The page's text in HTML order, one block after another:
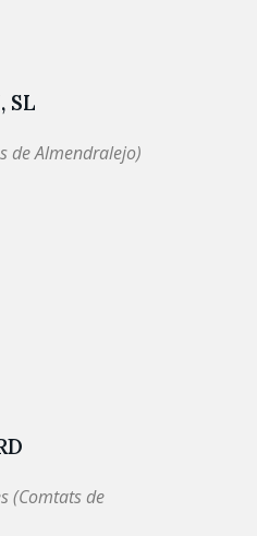
SL
de Almendralejo)
(Comtats de